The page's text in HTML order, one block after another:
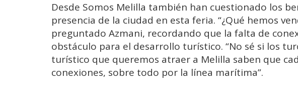
Desde Somos Melilla también han cuestionado los
presencia de la ciudad en esta feria. “¿Qué hemos
preguntado Azmani, recordando que la falta de
obstáculo para el desarrollo turístico. “No sé si los
turístico que queremos atraer a Melilla saben que
conexiones, sobre todo por la línea marítima”.